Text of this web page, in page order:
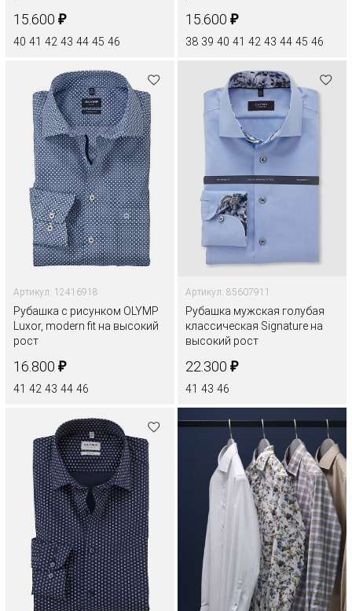
15.600 ₽
40 41 42 43 44 45 46
15.600 ₽
38 39 40 41 42 43 44 45 46
Артикул: 12416918
Рубашка с рисунком OLYMP
Luxor, modern fit на высокий
рост
16.800 ₽
41 42 43 44 46
Артикул: 85607911
Рубашка мужская голубая
классическая Signature на
высокий рост
22.300 ₽
41 43 46